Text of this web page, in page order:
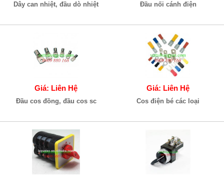
Dây can nhiệt, đầu dò nhiệt Đầu nối cánh điện
Giá: Liên Hệ
Đầu cos đồng, đầu cos sc
Giá: Liên Hệ
Cos điện bé các loại